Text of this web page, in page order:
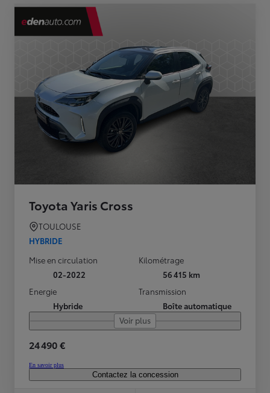
Toyota Yaris Cross
TOULOUSE
HYBRIDE
Mise en circulation
02-2022
Kilométrage
56 415 km
Energie
Hybride
Transmission
Boîte automatique
Voir plus
24 490 €
En savoir plus
Contactez la concession